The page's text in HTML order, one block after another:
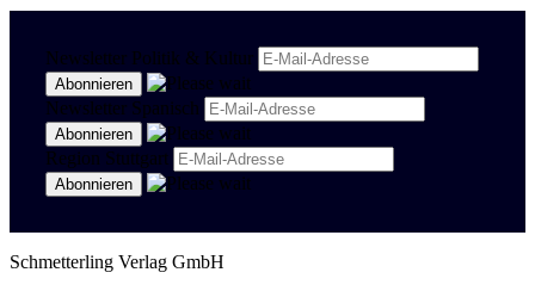
Newsletter Politik & Kultur
Newsletter Spanisch
Region Stuttgart
Schmetterling Verlag GmbH